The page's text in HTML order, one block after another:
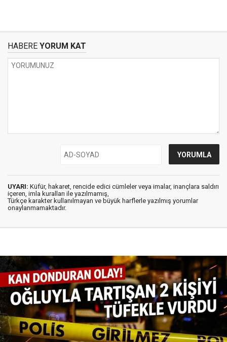
HABERE YORUM KAT
UYARI: Küfür, hakaret, rencide edici cümleler veya imalar, inançlara saldırı
içeren, imla kuralları ile yazılmamış,
Türkçe karakter kullanılmayan ve büyük harflerle yazılmış yorumlar
onaylanmamaktadır.